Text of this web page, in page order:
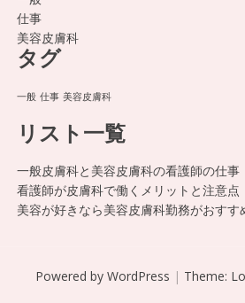
仕事
美容皮膚科
タグ
一般 仕事 美容皮膚科
リスト一覧
一般皮膚科と美容皮膚科の看護師の仕事
看護師が皮膚科で働くメリットと注意点
美容が好きなら美容皮膚科勤務がおすす
Powered by WordPress | Theme: